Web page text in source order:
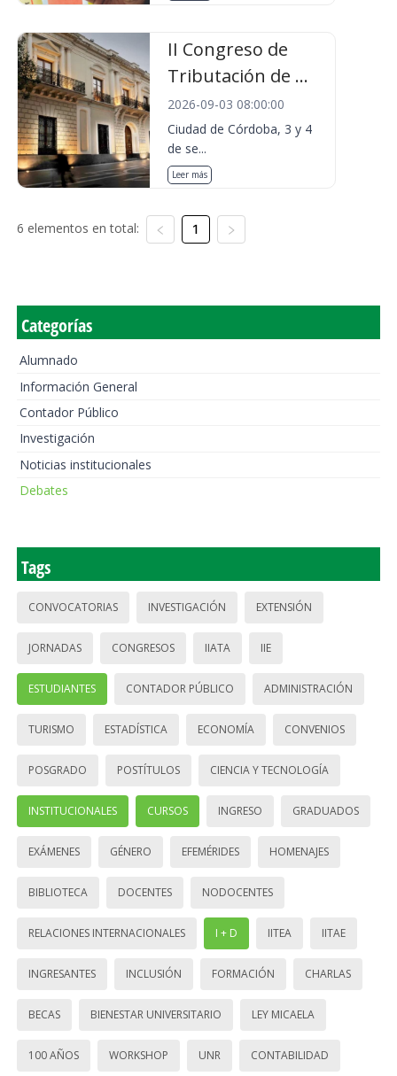
II Congreso de
Tributación de ...
2026-09-03 08:00:00
Ciudad de Córdoba, 3 y 4
de se...
Leer más
6 elementos en total: 1
Categorías
Alumnado
Información General
Contador Público
Investigación
Noticias institucionales
Debates
Tags
CONVOCATORIAS INVESTIGACIÓN EXTENSIÓN
JORNADAS CONGRESOS IIATA IIE
ESTUDIANTES CONTADOR PÚBLICO ADMINISTRACIÓN
TURISMO ESTADÍSTICA ECONOMÍA CONVENIOS
POSGRADO POSTÍTULOS CIENCIA Y TECNOLOGÍA
INSTITUCIONALES CURSOS INGRESO GRADUADOS
EXÁMENES GÉNERO EFEMÉRIDES HOMENAJES
BIBLIOTECA DOCENTES NODOCENTES
RELACIONES INTERNACIONALES I + D IITEA IITAE
INGRESANTES INCLUSIÓN FORMACIÓN CHARLAS
BECAS BIENESTAR UNIVERSITARIO LEY MICAELA
100 AÑOS WORKSHOP UNR CONTABILIDAD